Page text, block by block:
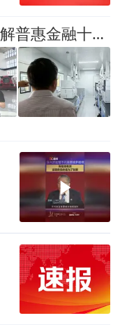
银行人驻村下沉一线！拆解普惠金融十大破局路径：不押房子押“品种权”，不看报表看“苹果”